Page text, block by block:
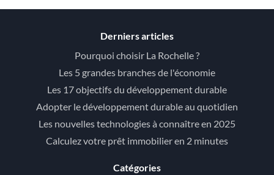
Derniers articles
Pourquoi choisir La Rochelle ?
Les 5 grandes branches de l'économie
Les 17 objectifs du développement durable
Adopter le développement durable au quotidien
Les nouvelles technologies à connaître en 2025
Calculez votre prêt immobilier en 2 minutes
Catégories